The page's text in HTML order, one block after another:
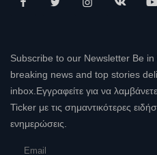
Subscribe to our Newsletter Be
breaking news and top stories
inbox.Εγγραφείτε για να
Ticker με τις σημαντικότερες
ενημερώσεις.